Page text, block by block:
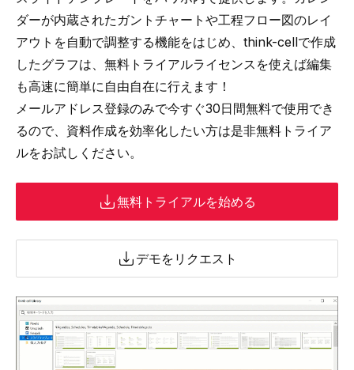
ダーが内蔵されたガントチャート や工程フロー図のレイ
アウトを自動で調整する機能をはじめ、think-cellで作成
したグラフは、無料トライアルライセンスを使えば編集
も高速に簡単に自由自在に行えます！
メールアドレス登録のみで今すぐ30日間無料で使用でき
るので、資料作成を効率化したい方は是非無料トライア
ルをお試しください。
無料トライアルを始める
デモをリクエスト